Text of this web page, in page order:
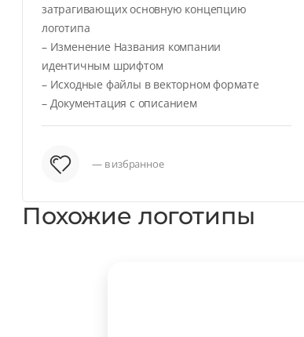
затрагивающих основную концепцию
логотипа
– Изменение Названия компании
идентичным шрифтом
– Исходные файлы в векторном формате
– Документация с описанием
— в избранное
Похожие логотипы